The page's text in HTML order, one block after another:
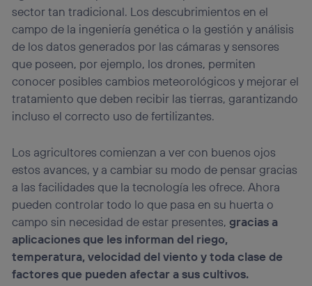
sector tan tradicional. Los descubrimientos en el
campo de la ingeniería genética o la gestión y análisis
de los datos generados por las cámaras y sensores
que poseen, por ejemplo, los drones, permiten
conocer posibles cambios meteorológicos y mejorar el
tratamiento que deben recibir las tierras, garantizando
incluso el correcto uso de fertilizantes.
Los agricultores comienzan a ver con buenos ojos
estos avances, y a cambiar su modo de pensar gracias
a las facilidades que la tecnología les ofrece. Ahora
pueden controlar todo lo que pasa en su huerta o
campo sin necesidad de estar presentes,gracias a
aplicaciones que les informan del riego,
temperatura, velocidad del viento y toda clase de
factores que pueden afectar a sus cultivos.